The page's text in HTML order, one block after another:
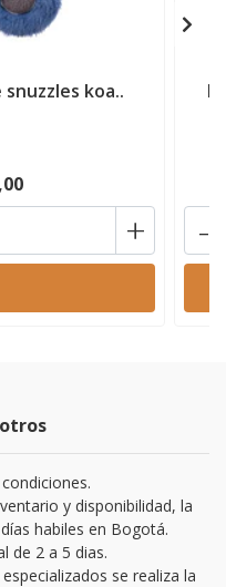
koa..
+ -
y disponibilidad, la
habiles en Bogotá.
de 2 a 5 dias.
se realiza la